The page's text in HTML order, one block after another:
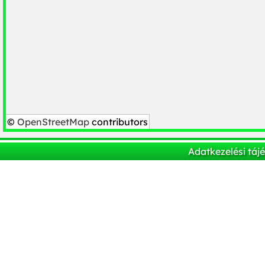
© OpenStreetMap contributors
Adatkezelési